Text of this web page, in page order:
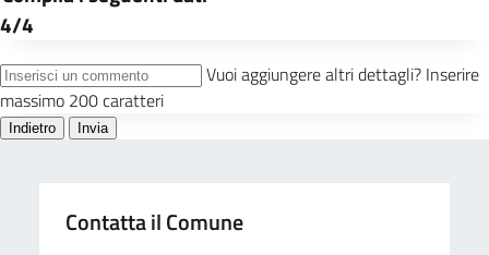
Contatta il Comune